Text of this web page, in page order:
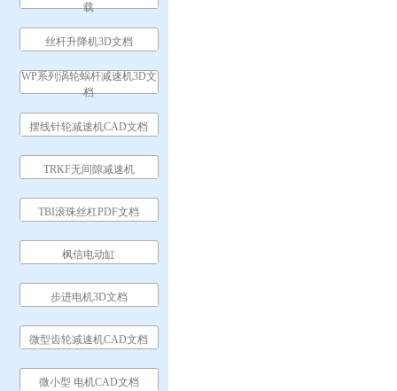
载
丝杆升降机3D文档
WP系列涡轮蜗杆减速机3D文
档
摆线针轮减速机CAD文档
TRKF无间隙减速机
TBI滚珠丝杠PDF文档
枫信电动缸
步进电机3D文档
微型齿轮减速机CAD文档
微小型 电机CAD文档